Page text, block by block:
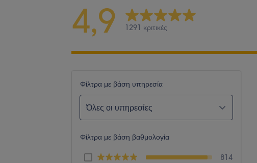
4,9 1291 κριτικές
Φίλτρα με βάση υπηρεσία
Όλες οι υπηρεσίες
Φίλτρα με βάση βαθμολογία
814